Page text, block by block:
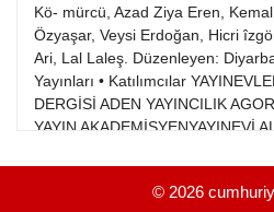
Yerel Yönetimler
1982
1981
1980
28
29
30
31
20
21
22
Kö- mürcü, Azad Ziya Eren,
Özyaşar, Veysi Erdoğan, Hicri
Ari, Lal Laleş. Düzenleyen:
Yayınları • Katılımcılar
DERGİSİ ADEN YAYINCILIK
YAYIN AKADEMİSYENYAYINEVİ
YAYINCILIK ARKADAŞ EDEBİYAT
© 2026